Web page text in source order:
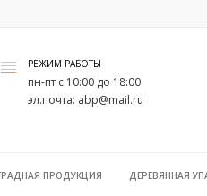
РЕЖИМ РАБОТЫ
пн-пт с 10:00 до 18:00
эл.почта: abp@mail.ru
ПРОДУКЦИЯ ДЕРЕВЯННАЯ